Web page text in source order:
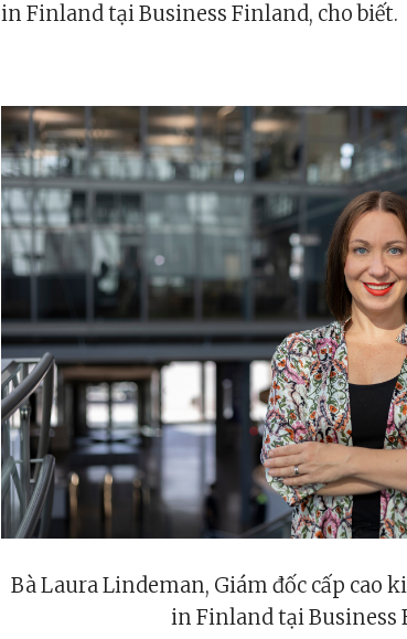
in Finland tại Business Finland, cho biết.
Bà Laura Lindeman, Giám đốc cấp cao
in Finland tại Business